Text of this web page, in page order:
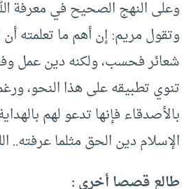
وعلى النهج الصحيح في معرفة
وتقول مريم: إن أهم ما تعلمته
شعائر فحسب، ولكنه دين عمل
تنوي تطبيقه على هذا النحو،
بالأصدقاء فإنها تدعو لهم
الإسلام دين الحق مثلما عرفته..
طالع قصصا أخرى :